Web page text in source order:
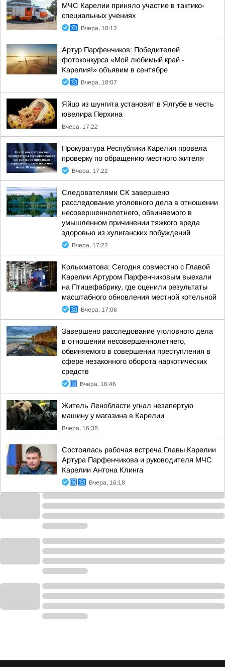
МЧС Карелии приняло участие в тактико-
специальных учениях
Вчера, 18:12
Артур Парфенчиков: Победителей
фотоконкурса «Мой любимый край -
Карелия!» объявим в сентябре
Вчера, 18:07
Яйцо из шунгита установят в Ялгубе в честь
ювелира Перхина
Вчера, 17:22
Прокуратура Республики Карелия провела
проверку по обращению местного жителя
Вчера, 17:22
Следователями СК завершено
расследование уголовного дела в отношении
несовершеннолетнего, обвиняемого в
умышленном причинении тяжкого вреда
здоровью из хулиганских побуждений
Вчера, 17:22
Колыхматова: Сегодня совместно с Главой
Карелии Артуром Парфенчиковым выехали
на Птицефабрику, где оценили результаты
масштабного обновления местной котельной
Вчера, 17:06
Завершено расследование уголовного дела
в отношении несовершеннолетнего,
обвиняемого в совершении преступления в
сфере незаконного оборота наркотических
средств
Вчера, 16:46
Житель Ленобласти угнал незапертую
машину у магазина в Карелии
Вчера, 16:38
Состоялась рабочая встреча Главы Карелии
Артура Парфенчикова и руководителя МЧС
Карелии Антона Клинга
Вчера, 16:18